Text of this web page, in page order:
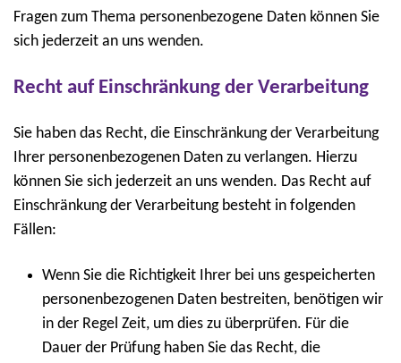
Fragen zum Thema personenbezogene Daten können Sie
sich jederzeit an uns wenden.
Recht auf Einschränkung der Verarbeitung
Sie haben das Recht, die Einschränkung der Verarbeitung
Ihrer personenbezogenen Daten zu verlangen. Hierzu
können Sie sich jederzeit an uns wenden. Das Recht auf
Einschränkung der Verarbeitung besteht in folgenden
Fällen:
Wenn Sie die Richtigkeit Ihrer bei uns gespeicherten
personenbezogenen Daten bestreiten, benötigen wir
in der Regel Zeit, um dies zu überprüfen. Für die
Dauer der Prüfung haben Sie das Recht, die